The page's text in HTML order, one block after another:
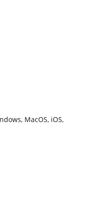
MacOS, iOS,